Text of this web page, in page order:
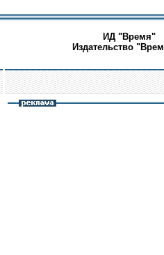
ИД "Время"
Издательство